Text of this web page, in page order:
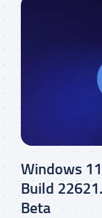
Windows
Build
Beta